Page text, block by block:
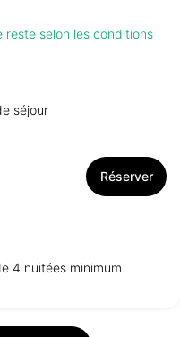
reste selon les conditions
séjour
Réserver
4 nuitées minimum